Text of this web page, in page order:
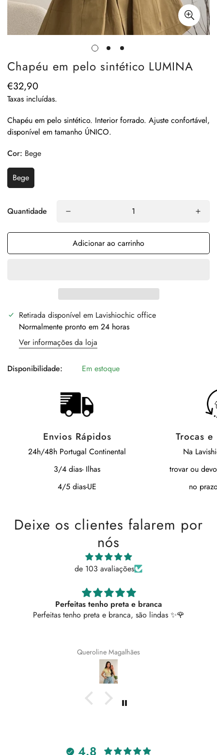
Chapéu em pelo sintético LUMINA
Preço
regular
€32,90
Taxas incluídas.
Chapéu em pelo sintético. Interior forrado. Ajuste confortável,
disponível em tamanho ÚNICO.
Cor: Bege
Bege
Quantidade
Adicionar ao carrinho
Retirada disponível em Lavishiochic office
Normalmente pronto em 24 horas
Ver informações da loja
Disponibilidade: Em estoque
Envios Rápidos
24h/48h Portugal Continental
3/4 dias- Ilhas
4/5 dias-UE
Trocas
Na
trovar ou
no
Deixe os clientes falarem por
nós
de 103 avaliações
Vestido 5 ⭐
Vestido super confortável. Amei os bolsos!
Ricardo Paulo
4.8